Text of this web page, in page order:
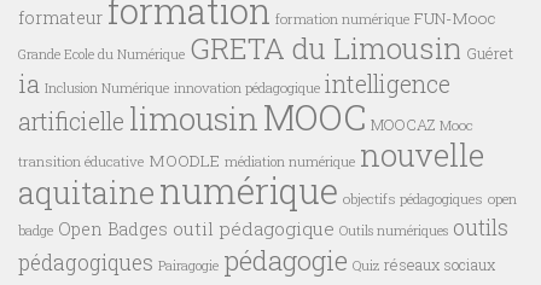
formateur formation formation numérique FUN-Mooc
Grande Ecole du Numérique GRETA du Limousin Guéret
ia Inclusion Numérique innovation pédagogique intelligence
artificielle limousinMOOC MOOCAZ Mooc
transition éducative MOODLE médiation numérique nouvelle
aquitainenumérique objectifs pédagogiques open
badge Open Badges outil pédagogique Outils numériques outils
pédagogiques Pairagogie pédagogie Quiz réseaux sociaux